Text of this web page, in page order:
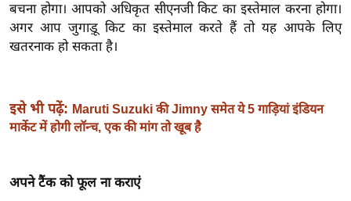
ल
श
त
यं
डि
बचना होगा। आपको अधिकृत सीएनजी किट का इस्तेमाल करना होगा।
अगर आप जुगाड़ू किट का इस्तेमाल करते हैं तो यह आपके लिए
खतरनाक हो सकता है।
इसे भी पढ़ें: Maruti Suzuki की Jimny समेत ये 5 गाड़ियां इंडियन
मार्केट में होगी लॉन्च, एक की मांग तो खूब है
अपने टैंक को फूल ना कराएं